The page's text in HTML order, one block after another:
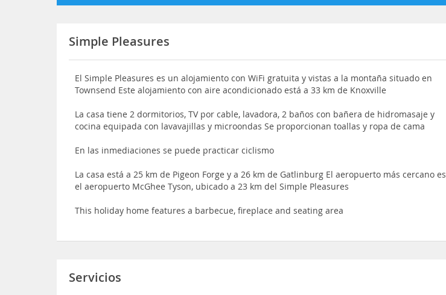
Simple Pleasures
El Simple Pleasures es un alojamiento con WiFi gratuita y vistas a la montaña situado en
Townsend Este alojamiento con aire acondicionado está a 33 km de Knoxville
La casa tiene 2 dormitorios, TV por cable, lavadora, 2 baños con bañera de hidromasaje y
cocina equipada con lavavajillas y microondas Se proporcionan toallas y ropa de cama
En las inmediaciones se puede practicar ciclismo
La casa está a 25 km de Pigeon Forge y a 26 km de Gatlinburg El aeropuerto más cercano es
el aeropuerto McGhee Tyson, ubicado a 23 km del Simple Pleasures
This holiday home features a barbecue, fireplace and seating area
Servicios